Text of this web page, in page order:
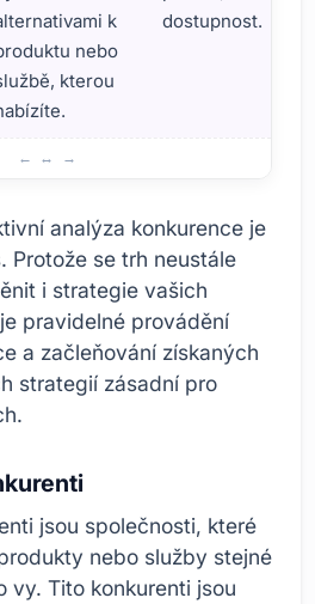
k
nebo
kterou
dostupnost.
analýza konkurence je
Protože se trh neustále
i strategie vašich
pravidelné provádění
a začleňování získaných
strategií zásadní pro
jsou společnosti, které
nebo služby stejné
vy. Tito konkurenti jsou